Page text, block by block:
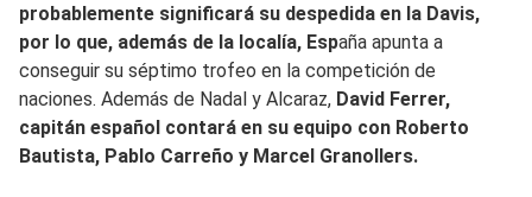
probablemente significará su despedida en la Davis,
por lo que, además de la localía, España apunta a
conseguir su séptimo trofeo en la competición de
naciones. Además de Nadal y Alcaraz, David Ferrer,
capitán español contará en su equipo con Roberto
Bautista, Pablo Carreño y Marcel Granollers.